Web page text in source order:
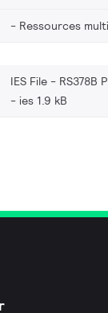
Ressources
IES File - RS378B
ies 1.9 kB